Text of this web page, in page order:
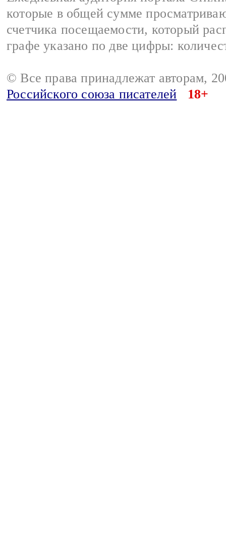
которые в общей сумме
счетчика посещаемости, который
графе указано по две цифры:
© Все права принадлежат авторам,
Российского союза писателей
18+